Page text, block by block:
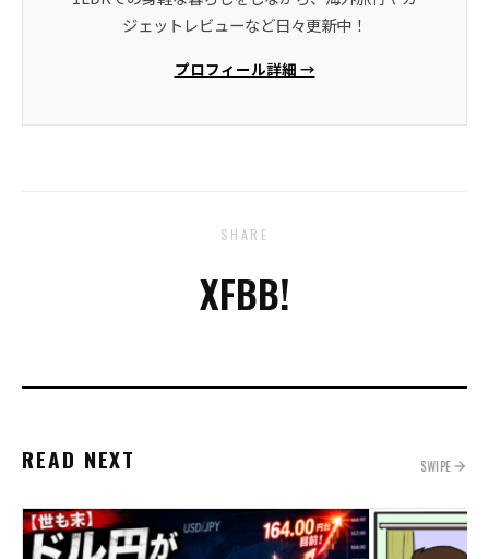
ジェットレビューなど日々更新中！
プロフィール詳細 →
SHARE
XFBB!
READ NEXT SWIPE